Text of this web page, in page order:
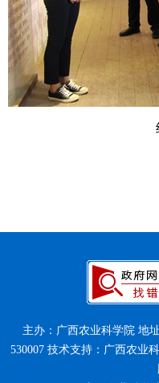
主办：广西农业科学院 地
530007 技术支持：广西农业